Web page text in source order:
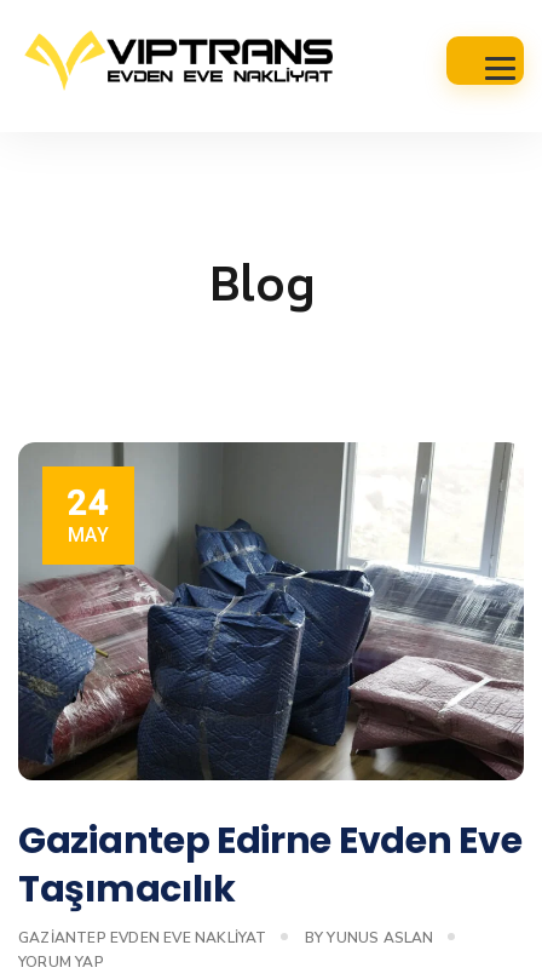
Blog
24
MAY
Gaziantep Edirne Evden Eve
Taşımacılık
GAZIANTEP EVDEN EVE NAKLIYAT BYYUNUS ASLAN
YORUM YAP